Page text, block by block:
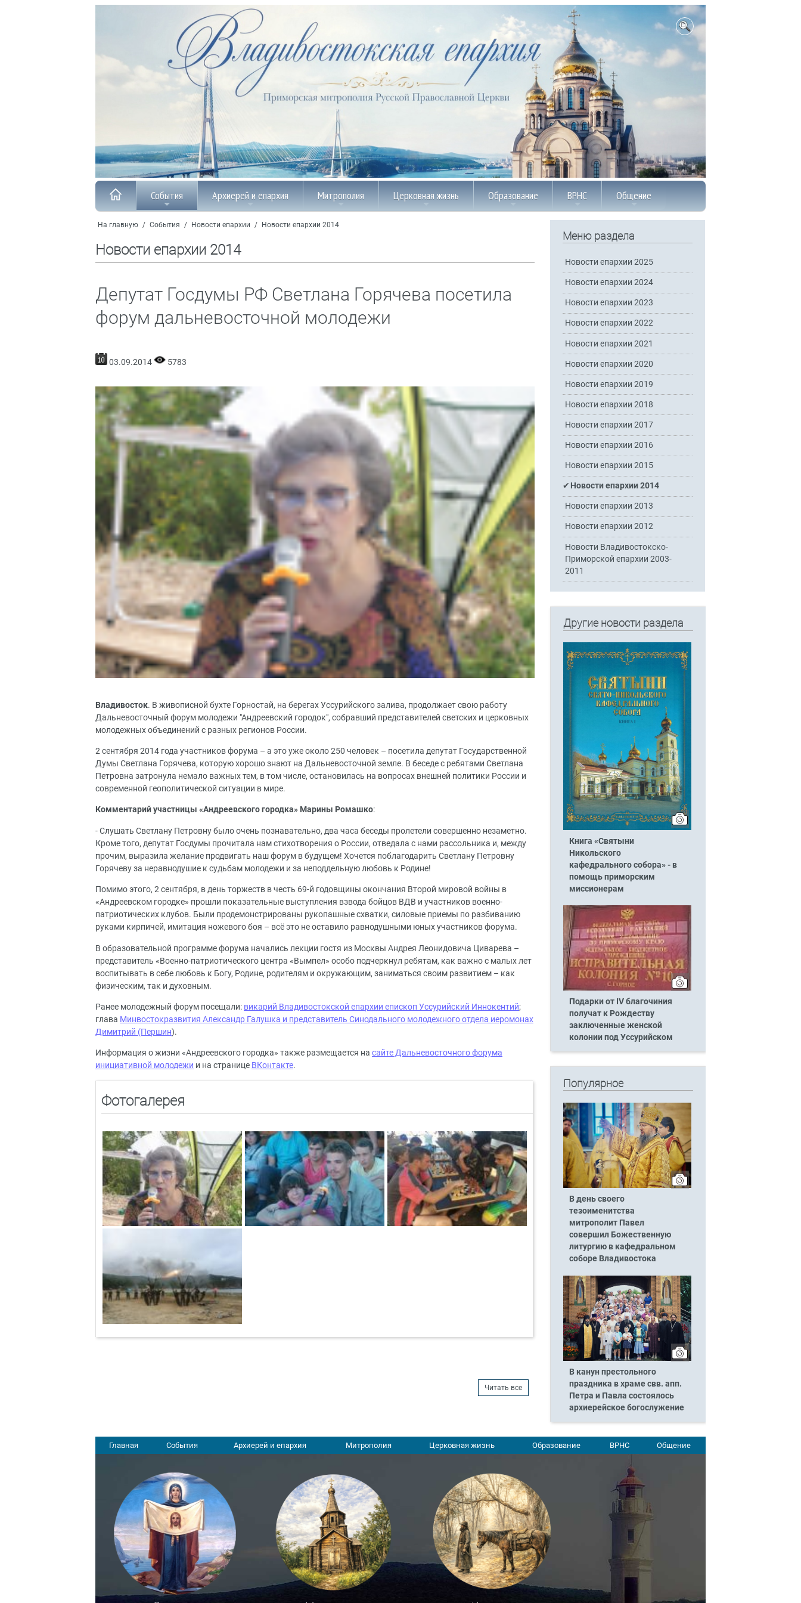
События Архиерей и епархия Митрополия Церковная жизнь Образование ВРНС Общение
На главную / События / Новости епархии / Новости епархии 2014
Новости епархии 2014
Депутат Госдумы РФ Светлана Горячева посетила
форум дальневосточной молодежи
03.09.2014 5783
Владивосток. В живописной бухте Горностай, на берегах Уссурийского залива, продолжает свою работу
Дальневосточный форум молодежи "Андреевский городок", собравший представителей светских и церковных
молодежных объединений с разных регионов России.
2 сентября 2014 года участников форума – а это уже около 250 человек – посетила депутат Государственной
Думы Светлана Горячева, которую хорошо знают на Дальневосточной земле. В беседе с ребятами Светлана
Петровна затронула немало важных тем, в том числе, остановилась на вопросах внешней политики России и
современной геополитической ситуации в мире.
Комментарий участницы «Андреевского городка» Марины Ромашко:
- Слушать Светлану Петровну было очень познавательно, два часа беседы пролетели совершенно незаметно.
Кроме того, депутат Госдумы прочитала нам стихотворения о России, отведала с нами рассольника и, между
прочим, выразила желание продвигать наш форум в будущем! Хочется поблагодарить Светлану Петровну
Горячеву за неравнодушие к судьбам молодежи и за неподдельную любовь к Родине!
Помимо этого, 2 сентября, в день торжеств в честь 69-й годовщины окончания Второй мировой войны в
«Андреевском городке» прошли показательные выступления взвода бойцов ВДВ и участников военно-
патриотических клубов. Были продемонстрированы рукопашные схватки, силовые приемы по разбиванию
руками кирпичей, имитация ножевого боя – всё это не оставило равнодушными юных участников форума.
В образовательной программе форума начались лекции гостя из Москвы Андрея Леонидовича Циварева –
представитель «Военно-патриотического центра «Вымпел» особо подчеркнул ребятам, как важно с малых лет
воспитывать в себе любовь к Богу, Родине, родителям и окружающим, заниматься своим развитием – как
физическим, так и духовным.
Ранее молодежный форум посещали: викарий Владивостокской епархии епископ Уссурийский Иннокентий;
глава Минвостокразвития Александр Галушка и представитель Синодального молодежного отдела иеромонах
Димитрий (Першин).
Информация о жизни «Андреевского городка» также размещается на сайте Дальневосточного форума
инициативной молодежи и на странице ВКонтакте.
Фотогалерея
Читать все
Меню раздела
Новости епархии 2025
Новости епархии 2024
Новости епархии 2023
Новости епархии 2022
Новости епархии 2021
Новости епархии 2020
Новости епархии 2019
Новости епархии 2018
Новости епархии 2017
Новости епархии 2016
Новости епархии 2015
Новости епархии 2014
Новости епархии 2013
Новости епархии 2012
Новости Владивостокско-
Приморской епархии 2003-
2011
Другие новости раздела
Книга «Святыни
Никольского
кафедрального собора» - в
помощь приморским
миссионерам
Подарки от IV благочиния
получат к Рождеству
заключенные женской
колонии под Уссурийском
Популярное
В день своего
тезоименитства
митрополит Павел
совершил Божественную
литургию в кафедральном
соборе Владивостока
В канун престольного
праздника в храме свв. апп.
Петра и Павла состоялось
архиерейское богослужение
Главная События Архиерей и епархия Митрополия Церковная жизнь Образование ВРНС Общение